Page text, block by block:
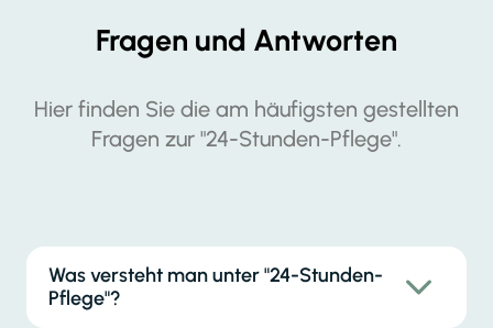
Fragen und Antworten
Hier finden Sie die am häufigsten gestellten
Fragen zur "24-Stunden-Pflege".
Was versteht man unter "24-Stunden-
Pflege"?